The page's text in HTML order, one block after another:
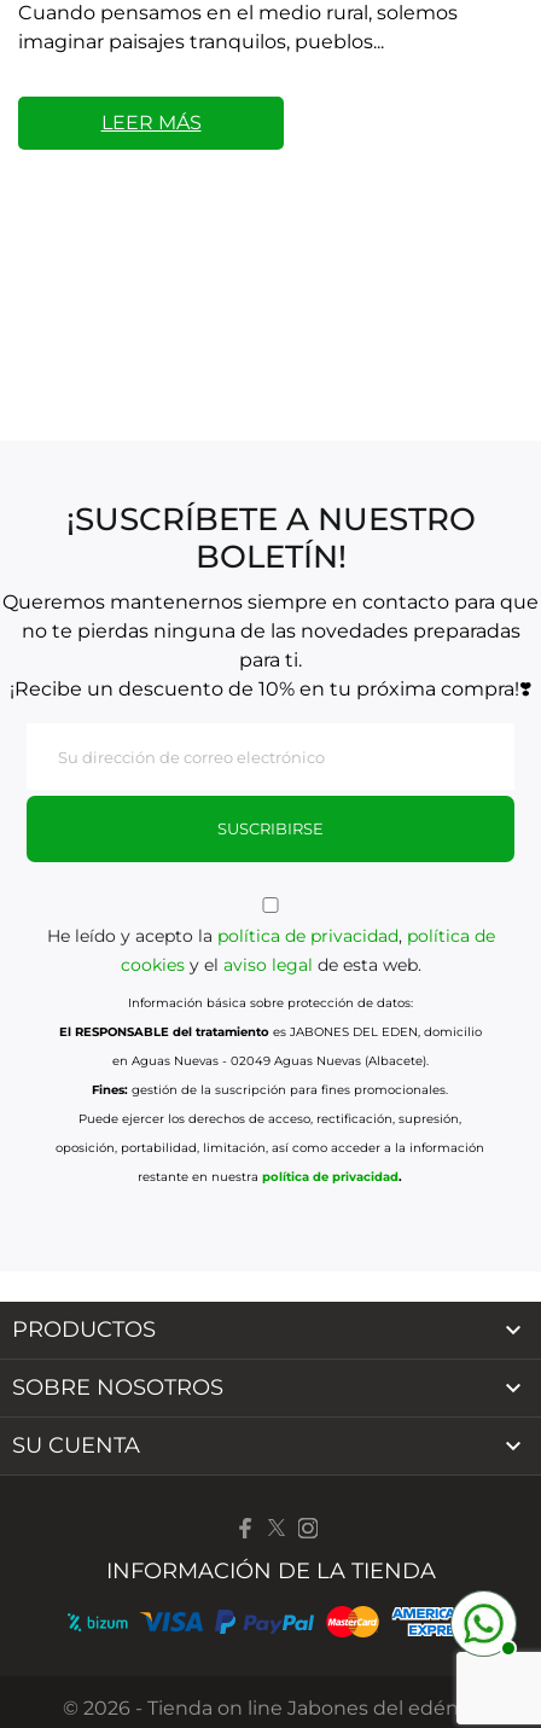
Cuando pensamos en el medio rural, solemos
imaginar paisajes tranquilos, pueblos...
LEER MÁS
¡SUSCRÍBETE A NUESTRO
BOLETÍN!
Queremos mantenernos siempre en contacto para que
no te pierdas ninguna de las novedades preparadas
para ti.
¡Recibe un descuento de 10% en tu próxima compra!❣️
SUSCRIBIRSE
He leído y acepto la política de privacidad, política de
cookiesy el aviso legal de esta web.
Información básica sobre protección de datos:
El RESPONSABLE del tratamientoes JABONES DEL EDEN, domicilio
en Aguas Nuevas - 02049 Aguas Nuevas (Albacete).
Fines: gestión de la suscripción para fines promocionales.
Puede ejercer los derechos de acceso, rectificación, supresión,
oposición, portabilidad, limitación, así como acceder a la información
restante en nuestrapolítica de privacidad.
PRODUCTOS 
SOBRE NOSOTROS 
SU CUENTA 
INFORMACIÓN DE LA TIENDA
© 2026 - Tienda on line Jabones del edén™